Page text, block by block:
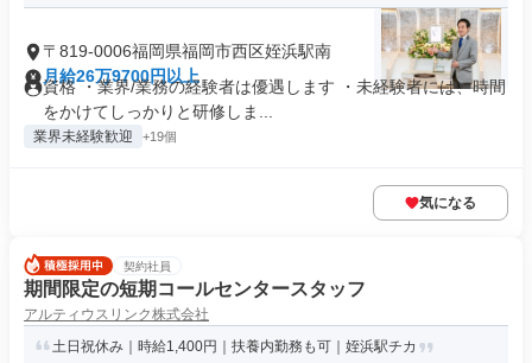
〒819-0006福岡県福岡市西区姪浜駅南
月給26万9700円以上
資格 ・業界/業務の経験者は優遇します ・未経験者には、時間
をかけてしっかりと研修しま...
業界未経験歓迎 +19個
気になる
契約社員
期間限定の短期コールセンタースタッフ
アルティウスリンク株式会社
土日祝休み｜時給1,400円｜扶養内勤務も可｜姪浜駅チカ